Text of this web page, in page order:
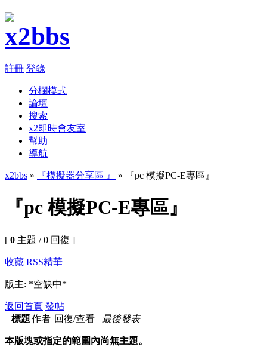
註冊 登錄
分欄模式
論壇
搜索
x2即時會友室
幫助
導航
x2bbs » 『模擬器分享區 』 » 『pc 模擬PC-E專區』
『pc 模擬PC-E專區』
[ 0 主題 / 0 回復 ]
收藏 RSS精華
版主: *空缺中*
返回首頁 發帖
標題作者 回復/查看 最後發表
本版塊或指定的範圍內尚無主題。